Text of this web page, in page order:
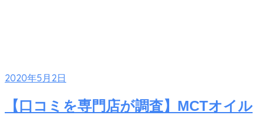
2020年5月2日
【口コミを専門店が調査】MCTオイル